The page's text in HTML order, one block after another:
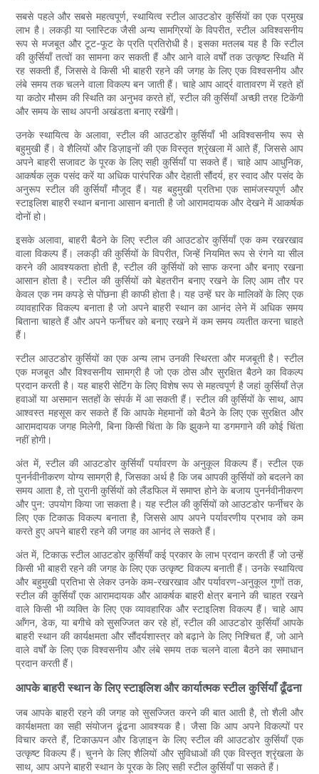
सबसे पहले और सबसे महत्वपूर्ण, स्थायित्व स्टील आउटडोर कुर्सियों का एक प्रमुख
लाभ है। लकड़ी या प्लास्टिक जैसी अन्य सामग्रियों के विपरीत, स्टील अविश्वसनीय
रूप से मजबूत और टूट-फूट के प्रति प्रतिरोधी है। इसका मतलब यह है कि स्टील
की कुर्सियाँ तत्वों का सामना कर सकती हैं और आने वाले वर्षों तक उत्कृष्ट स्थिति में
रह सकती हैं, जिससे वे किसी भी बाहरी रहने की जगह के लिए एक विश्वसनीय और
लंबे समय तक चलने वाला विकल्प बन जाती हैं। चाहे आप आर्द्र वातावरण में रहते हों
या कठोर मौसम की स्थिति का अनुभव करते हों, स्टील की कुर्सियाँ अच्छी तरह टिकेंगी
और समय के साथ अपनी अखंडता बनाए रखेंगी।
उनके स्थायित्व के अलावा, स्टील की आउटडोर कुर्सियाँ भी अविश्वसनीय रूप से
बहुमुखी हैं। वे शैलियों और डिज़ाइनों की एक विस्तृत श्रृंखला में आते हैं, जिससे आप
अपने बाहरी सजावट के पूरक के लिए सही कुर्सियाँ पा सकते हैं। चाहे आप आधुनिक,
आकर्षक लुक पसंद करें या अधिक पारंपरिक और देहाती सौंदर्य, हर स्वाद और पसंद के
अनुरूप स्टील की कुर्सियाँ मौजूद हैं। यह बहुमुखी प्रतिभा एक सामंजस्यपूर्ण और
स्टाइलिश बाहरी स्थान बनाना आसान बनाती है जो आरामदायक और देखने में आकर्षक
दोनों हो।
इसके अलावा, बाहरी बैठने के लिए स्टील की आउटडोर कुर्सियाँ एक कम रखरखाव
वाला विकल्प हैं। लकड़ी की कुर्सियों के विपरीत, जिन्हें नियमित रूप से रंगने या सील
करने की आवश्यकता होती है, स्टील की कुर्सियों को साफ करना और बनाए रखना
आसान होता है। स्टील की कुर्सियों को बेहतरीन बनाए रखने के लिए आम तौर पर
केवल एक नम कपड़े से पोंछना ही काफी होता है। यह उन्हें घर के मालिकों के लिए एक
व्यावहारिक विकल्प बनाता है जो अपने बाहरी स्थान का आनंद लेने में अधिक समय
बिताना चाहते हैं और अपने फर्नीचर को बनाए रखने में कम समय व्यतीत करना चाहते
हैं।
स्टील आउटडोर कुर्सियों का एक अन्य लाभ उनकी स्थिरता और मजबूती है। स्टील
एक मजबूत और विश्वसनीय सामग्री है जो एक ठोस और सुरक्षित बैठने का विकल्प
प्रदान करती है। यह बाहरी सेटिंग के लिए विशेष रूप से महत्वपूर्ण है जहां कुर्सियाँ तेज़
हवाओं या असमान सतहों के संपर्क में आ सकती हैं। स्टील की कुर्सियों के साथ, आप
आश्वस्त महसूस कर सकते हैं कि आपके मेहमानों को बैठने के लिए एक सुरक्षित और
आरामदायक जगह मिलेगी, बिना किसी चिंता के कि झुकने या डगमगाने की कोई चिंता
नहीं होगी।
अंत में, स्टील की आउटडोर कुर्सियाँ पर्यावरण के अनुकूल विकल्प हैं। स्टील एक
पुनर्नवीनीकरण योग्य सामग्री है, जिसका अर्थ है कि जब आपकी कुर्सियों को बदलने का
समय आता है, तो पुरानी कुर्सियों को लैंडफिल में समाप्त होने के बजाय पुनर्नवीनीकरण
और पुन: उपयोग किया जा सकता है। यह स्टील की कुर्सियों को आउटडोर फर्नीचर के
लिए एक टिकाऊ विकल्प बनाता है, जिससे आप अपने पर्यावरणीय प्रभाव को कम
करते हुए अपने बाहरी रहने की जगह का आनंद ले सकते हैं।
अंत में, टिकाऊ स्टील आउटडोर कुर्सियाँ कई प्रकार के लाभ प्रदान करती हैं जो उन्हें
किसी भी बाहरी रहने की जगह के लिए एक उत्कृष्ट विकल्प बनाती हैं। उनके स्थायित्व
और बहुमुखी प्रतिभा से लेकर उनके कम-रखरखाव और पर्यावरण-अनुकूल गुणों तक,
स्टील की कुर्सियाँ एक आरामदायक और आकर्षक बाहरी क्षेत्र बनाने की चाहत रखने
वाले किसी भी व्यक्ति के लिए एक व्यावहारिक और स्टाइलिश विकल्प हैं। चाहे आप
आँगन, डेक, या बगीचे को सुसज्जित कर रहे हों, स्टील की आउटडोर कुर्सियाँ आपके
बाहरी स्थान की कार्यक्षमता और सौंदर्यशास्त्र को बढ़ाने के लिए निश्चित हैं, जो आने
वाले वर्षों के लिए एक विश्वसनीय और लंबे समय तक चलने वाला बैठने का समाधान
प्रदान करती हैं।
आपके बाहरी स्थान के लिए स्टाइलिश और कार्यात्मक स्टील कुर्सियाँ ढूँढना
जब आपके बाहरी रहने की जगह को सुसज्जित करने की बात आती है, तो शैली और
कार्यक्षमता का सही संयोजन ढूंढना आवश्यक है। जैसा कि आप अपने विकल्पों पर
विचार करते हैं, टिकाऊपन और डिज़ाइन के लिए स्टील की आउटडोर कुर्सियाँ एक
उत्कृष्ट विकल्प हैं। चुनने के लिए शैलियों और सुविधाओं की एक विस्तृत श्रृंखला के
साथ, आप अपने बाहरी स्थान के पूरक के लिए सही स्टील कुर्सियाँ पा सकते हैं।